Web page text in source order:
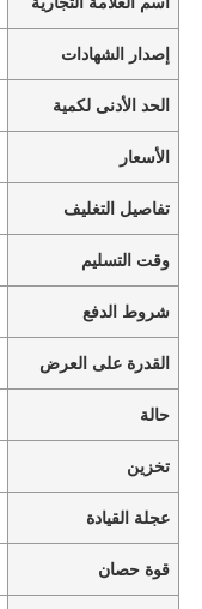
إصدار الشهادات
الحد الأدنى لكمية
الأسعار
تفاصيل التغليف
وقت التسليم
شروط الدفع
القدرة على العرض
حالة
تخزين
عجلة القيادة
قوة حصان